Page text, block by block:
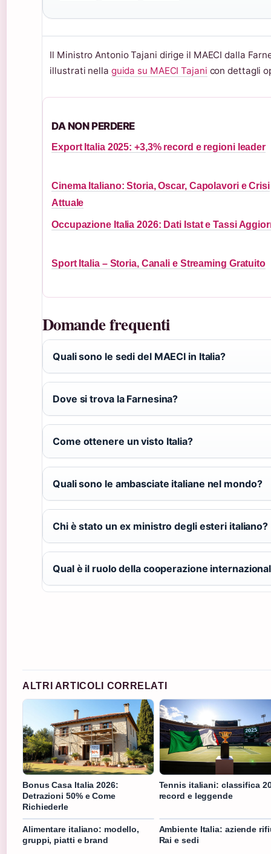
Il Ministro Antonio Tajani dirige il MAECI dalla
illustrati nella guida su MAECI Tajani con dettagli
DA NON PERDERE
Export Italia 2025: +3,3% record e regioni leader
Cinema Italiano: Storia, Oscar, Capolavori e Crisi
Attuale
Occupazione Italia 2026: Dati Istat e Tassi
Sport Italia – Storia, Canali e Streaming Gratuito
Domande frequenti
Quali sono le sedi del MAECI in Italia?
Dove si trova la Farnesina?
Come ottenere un visto Italia?
Quali sono le ambasciate italiane nel mondo?
Chi è stato un ex ministro degli esteri italiano?
Qual è il ruolo della cooperazione
ALTRI ARTICOLI CORRELATI
Bonus Casa Italia 2026:
Detrazioni 50% e Come
Richiederle
Tennis italiani: classifica
record e leggende
Alimentare italiano: modello,
gruppi, piatti e brand
Ambiente Italia: aziende
Rai e sedi